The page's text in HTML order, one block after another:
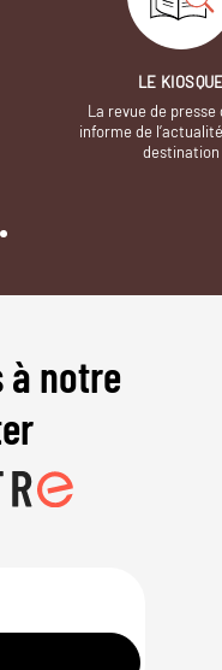
LE
La revue de presse
informe de
destination
à notre